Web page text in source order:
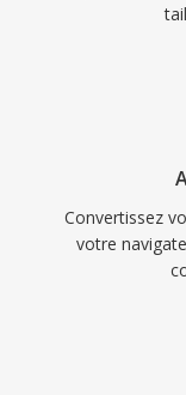
Convertissez
votre